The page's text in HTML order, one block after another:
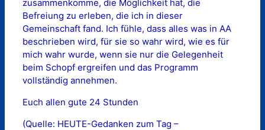
zusammenkomme, die Möglichkeit hat, die
Befreiung zu erleben, die ich in dieser
Gemeinschaft fand. Ich fühle, dass alles was in AA
beschrieben wird, für sie so wahr wird, wie es für
mich wahr wurde, wenn sie nur die Gelegenheit
beim Schopf ergreifen und das Programm
vollständig annehmen.
Euch allen gute 24 Stunden
(Quelle: HEUTE-Gedanken zum Tag –